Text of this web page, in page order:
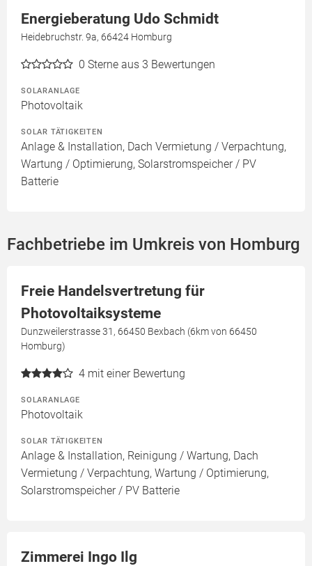
Energieberatung Udo Schmidt
Heidebruchstr. 9a, 66424 Homburg
0 Sterne aus 3 Bewertungen
SOLARANLAGE
Photovoltaik
SOLAR TÄTIGKEITEN
Anlage & Installation, Dach Vermietung / Verpachtung,
Wartung / Optimierung, Solarstromspeicher / PV
Batterie
Fachbetriebe im Umkreis von Homburg
Freie Handelsvertretung für
Photovoltaiksysteme
Dunzweilerstrasse 31, 66450 Bexbach (6km von 66450
Homburg)
4 mit einer Bewertung
SOLARANLAGE
Photovoltaik
SOLAR TÄTIGKEITEN
Anlage & Installation, Reinigung / Wartung, Dach
Vermietung / Verpachtung, Wartung / Optimierung,
Solarstromspeicher / PV Batterie
Zimmerei Ingo Ilg